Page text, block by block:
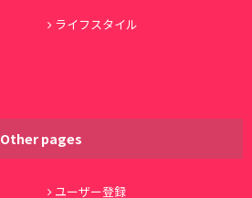
ライフスタイル
Other pages
ユーザー登録